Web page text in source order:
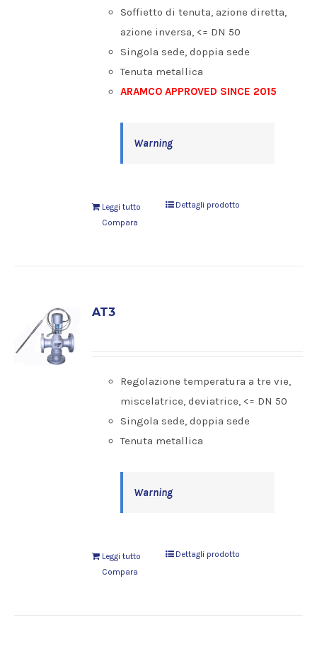
Soffietto di tenuta, azione diretta,
azione inversa, <= DN 50
Singola sede, doppia sede
Tenuta metallica
ARAMCO APPROVED SINCE 2015
Warning
Leggi tutto
Dettagli prodotto
Compara
AT3
Regolazione temperatura a tre vie,
miscelatrice, deviatrice, <= DN 50
Singola sede, doppia sede
Tenuta metallica
Warning
Leggi tutto
Dettagli prodotto
Compara